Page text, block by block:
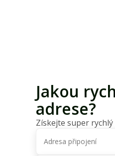
Jakou
adrese?
Získejte super